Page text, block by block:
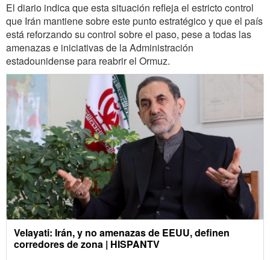
El diario indica que esta situación refleja el estricto control
que Irán mantiene sobre este punto estratégico y que el país
está reforzando su control sobre el paso, pese a todas las
amenazas e iniciativas de la Administración
estadounidense para reabrir el Ormuz.
Velayati: Irán, y no amenazas de EEUU, definen
corredores de zona | HISPANTV